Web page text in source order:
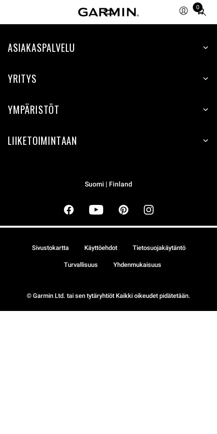
0
Total
ASIAKASPALVELU
YRITYS
YMPÄRISTÖT
LIIKETOIMINTAAN
Suomi | Finland
© Garmin Ltd. tai sen tytäryhtiöt Kaikki oikeudet pidätetään.
Sivustokartta Käyttöehdot Tietosuojakäytäntö
Turvallisuus Yhdenmukaisuus